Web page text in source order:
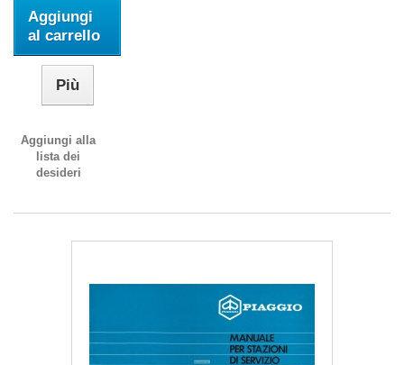
Aggiungi
al carrello
Più
Aggiungi alla
lista dei
desideri